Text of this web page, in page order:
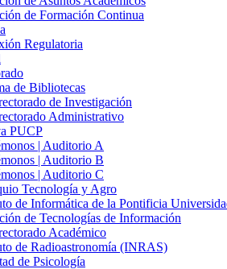
de Formación Continua
Regulatoria
de Bibliotecas
de Investigación
Administrativo
PUCP
| Auditorio A
| Auditorio B
| Auditorio C
Tecnología y Agro
de Informática de la Pontificia
de Tecnologías de Información
Académico
de Radioastronomía (INRAS)
de Psicología